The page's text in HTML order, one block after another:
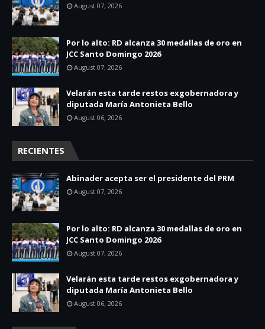
August 07, 2026
Por lo alto: RD alcanza 30 medallas de oro en
JCC Santo Domingo 2026
August 07, 2026
Velarán esta tarde restos exgobernadora y
diputada María Antonieta Bello
August 06, 2026
RECIENTES
Abinader acepta ser el presidente del PRM
August 07, 2026
Por lo alto: RD alcanza 30 medallas de oro en
JCC Santo Domingo 2026
August 07, 2026
Velarán esta tarde restos exgobernadora y
diputada María Antonieta Bello
August 06, 2026